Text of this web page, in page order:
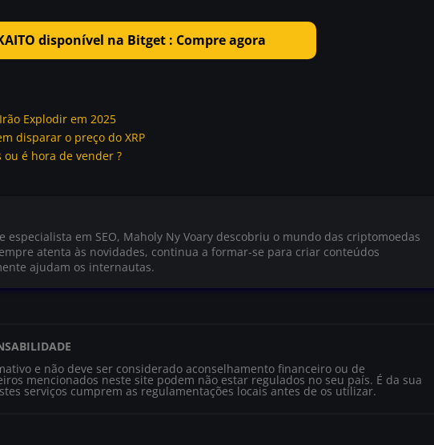
disponível na Bitget : Compre agora
Explodir em 2025
disparar o preço do XRP
é hora de vender ?
especialista em SEO, Maholy Ny Voary descobriu o mundo das criptomoedas
atenta às novidades, continua a formar-se para criar conteúdos
ajudam os internautas.
e não deve ser considerado aconselhamento financeiro ou de
mencionados neste site podem não estar regulados no seu país. É da sua
serviços cumprem as regulamentações locais antes de os utilizar.